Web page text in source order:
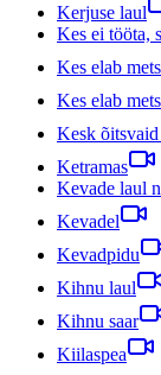
Kerjuse laul
Kes ei tööta,
Kes elab
Kes elab
Kesk
Ketramas
Kevade laul
Kevadel
Kevadpidu
Kihnu laul
Kihnu saar
Kiilaspea